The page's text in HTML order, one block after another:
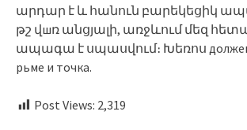
արդար է և հանուն բարեկեցիկ
թշ վшռ անցյալի, առջևում մեզ
ապագա է սպասվում։ Խեռոս должен
рьме и точка.
Post Views: 2,319